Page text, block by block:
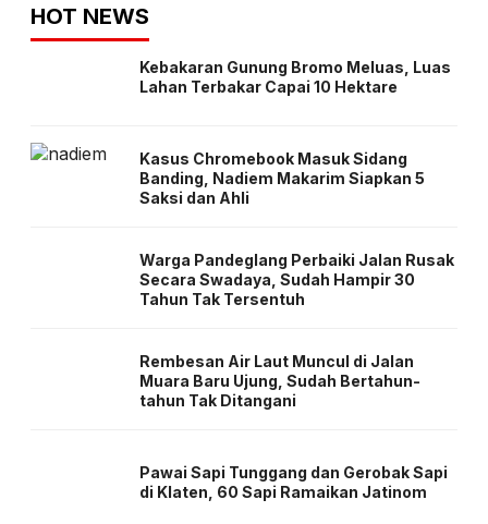
HOT NEWS
Kebakaran Gunung Bromo Meluas, Luas
Lahan Terbakar Capai 10 Hektare
Kasus Chromebook Masuk Sidang
Banding, Nadiem Makarim Siapkan 5
Saksi dan Ahli
Warga Pandeglang Perbaiki Jalan Rusak
Secara Swadaya, Sudah Hampir 30
Tahun Tak Tersentuh
Rembesan Air Laut Muncul di Jalan
Muara Baru Ujung, Sudah Bertahun-
tahun Tak Ditangani
Pawai Sapi Tunggang dan Gerobak Sapi
di Klaten, 60 Sapi Ramaikan Jatinom